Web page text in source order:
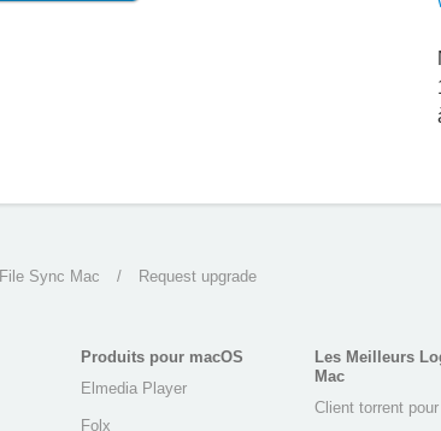
File Sync Mac / Request upgrade
Produits pour macOS
Elmedia Player
Folx
Les Meilleurs
Mac
Client torrent